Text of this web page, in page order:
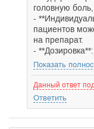
головную
-
пациентов
на препарат.
-
Показать
Данный ответ
Ответить